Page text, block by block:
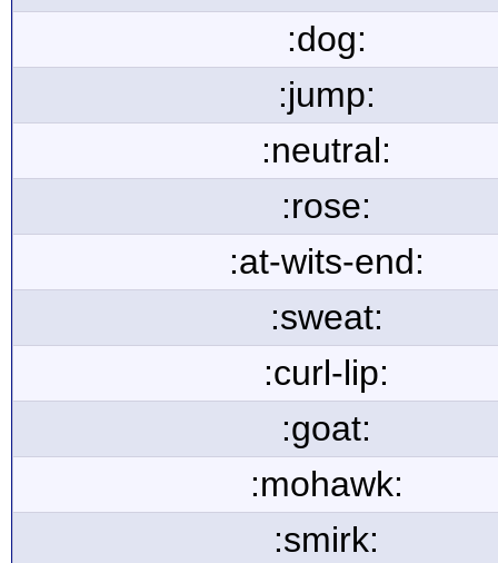
:dog:
:jump:
:neutral:
:rose:
:at-wits-end:
:sweat:
:curl-lip:
:goat:
:mohawk:
:smirk: